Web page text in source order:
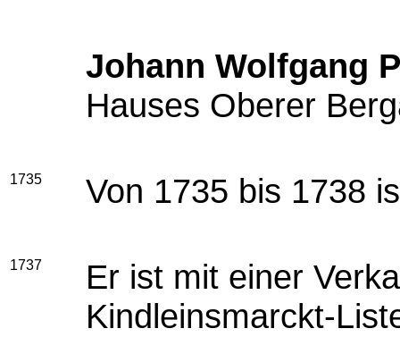
Johann Wolfgang
Hauses Oberer
1735 Von 1735 bis 1738
1737
Er ist mit einer
Kindleinsmarckt-